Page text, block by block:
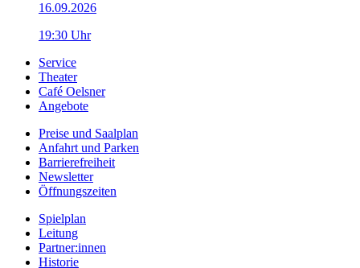
16.09.2026
19:30 Uhr
Service
Theater
Café Oelsner
Angebote
Preise und Saalplan
Anfahrt und Parken
Barrierefreiheit
Newsletter
Öffnungszeiten
Spielplan
Leitung
Partner:innen
Historie